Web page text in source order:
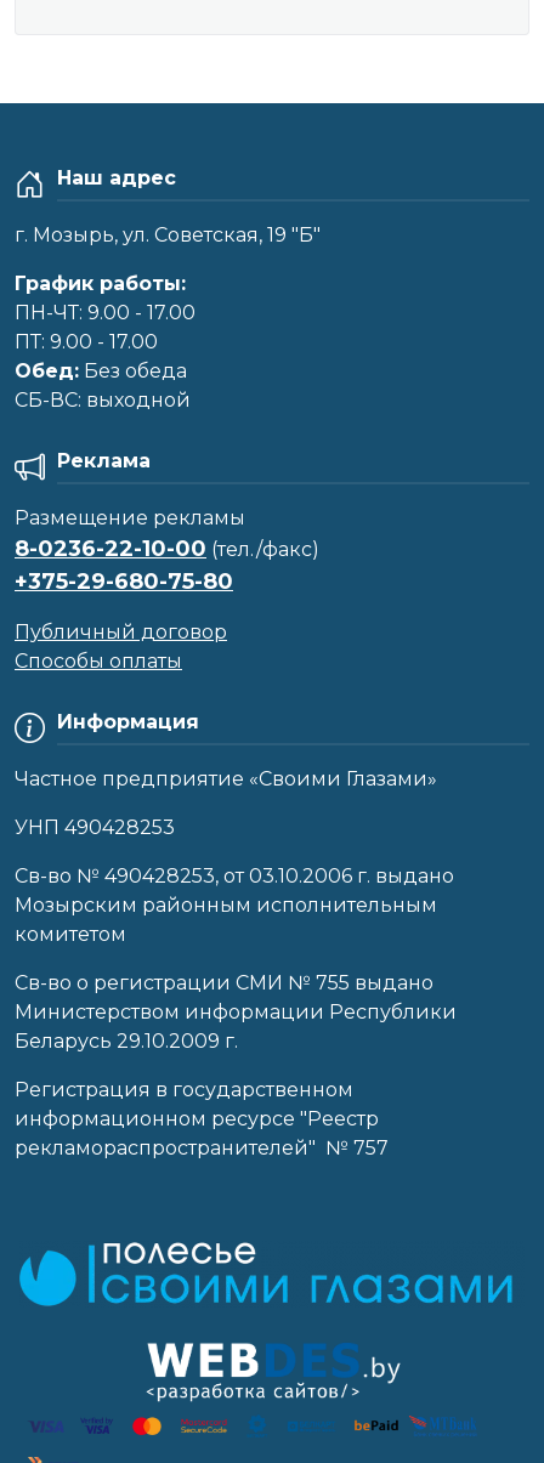
Наш адрес
г. Мозырь, ул. Советская, 19 "Б"
График работы:
ПН-ЧТ: 9.00 - 17.00
ПТ: 9.00 - 17.00
Обед: Без обеда
CБ-ВС: выходной
Информация
Частное предприятие «Своими Глазами»
УНП 490428253
Cв-во № 490428253, от 03.10.2006 г. выдано
Мозырским районным исполнительным
комитетом
Св-во о регистрации СМИ № 755 выдано
Министерством информации Республики
Беларусь 29.10.2009 г.
Регистрация в государственном
информационном ресурсе "Реестр
рекламораспространителей" № 757
Реклама
Размещение рекламы
8-0236-22-10-00 (тел./факс)
+375-29-680-75-80
Публичный договор
Способы оплаты